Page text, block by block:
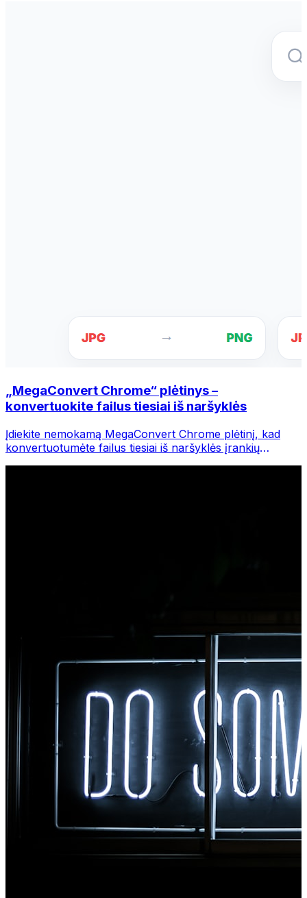
„MegaConvert Chrome“ plėtinys –
konvertuokite failus tiesiai iš naršyklės
Įdiekite nemokamą MegaConvert Chrome plėtinį, kad
konvertuotumėte failus tiesiai iš naršyklės įrankių